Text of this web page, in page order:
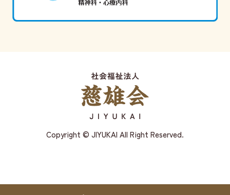
Copyright © JIYUKAI All Right Reserved.